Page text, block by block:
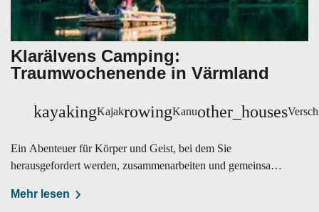
Klarälvens Camping:
Traumwochenende in Värmland
kayakingKajakrowingKanuother_houses
Ein Abenteuer für Körper und Geist, bei dem Sie
herausgefordert werden, zusammenarbeiten und gemeinsam
Mehr lesen